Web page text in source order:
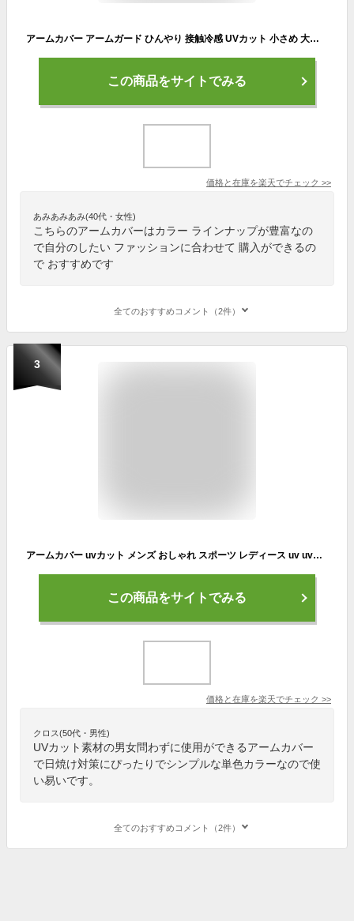
アームカバー アームガード ひんやり 接触冷感 UVカット 小さめ 大きめ 水陸両用 メンズ レディース 日焼け止め ゴルフウェア ランニング サイクリング ラッシュガード 自動車 自転車 アウトドア
この商品をサイトでみる
価格と在庫を楽天でチェック >>
あみあみあみ(40代・女性)
こちらのアームカバーはカラー ラインナップが豊富なの
で自分のしたい ファッションに合わせて 購入ができるの
で おすすめです
全てのおすすめコメント（2件）
3
アームカバー uvカット メンズ おしゃれ スポーツ レディース uv uvケア 簡単 紫外線 対策 日焼け 紫外線ケア 冷房 野外 夏 UVアームカバー 日焼け対策 自転車 運転 アウトドア 男女兼用 気化熱 送料無料
この商品をサイトでみる
価格と在庫を楽天でチェック >>
クロス(50代・男性)
UVカット素材の男女問わずに使用ができるアームカバー
で日焼け対策にぴったりでシンプルな単色カラーなので使
い易いです。
全てのおすすめコメント（2件）